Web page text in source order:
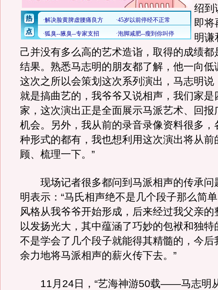
绍到
即将
明谦
己并没有多么高的艺术造诣，取得的成绩都
结果。熟悉马志明的朋友都了解，他一向低
这次之所以会策划这次系列演出，马志明说
就是搞曲艺的，我爷爷又说相声，我们家是
家，这次演出正是全面展示马派艺术、回报
机会。另外，我从前的录音录像资料很多，
种形式的都有，我也想利用这次演出将从前
顾、梳理一下。”
现场记者很多都问到马派相声的传承问
明表示：“马氏相声绝不是几个段子那么简
风格从我爷爷开始形成，后来经过我父亲的
以发扬光大，其中蕴涵了巧妙的包袱和独特
不是学会了几个段子就能得其精髓的，今后
余力地将马派相声的薪火传下去。”
11月24日，“艺海神游50载——马志明